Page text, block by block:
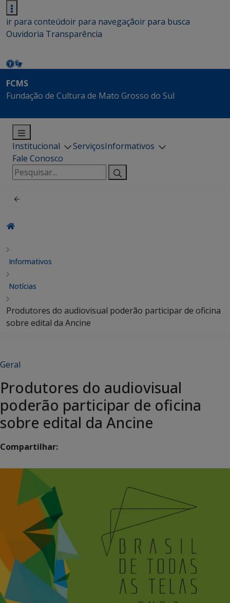
ir para conteúdoir para navegaçãoir para busca
Ouvidoria Transparência
FCMS
Fundação de Cultura de Mato Grosso do Sul
Institucional ServiçosInformativos
Fale Conosco
Pesquisar
por:
Informativos
Notícias
Produtores do audiovisual poderão participar de oficina
sobre edital da Ancine
Geral
Produtores do audiovisual
poderão participar de oficina
sobre edital da Ancine
Compartilhar: